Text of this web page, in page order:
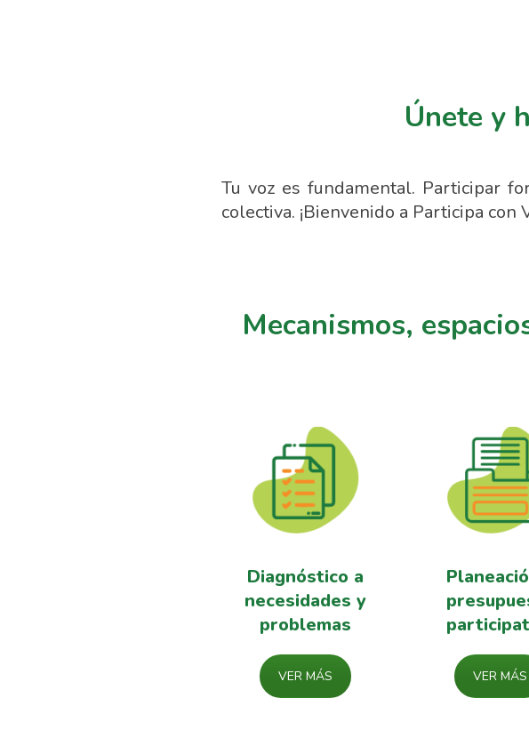
Únete y
Tu voz es fundamental. Participar
colectiva. ¡Bienvenido a Participa con
Mecanismos,
Diagnóstico a
necesidades y
problemas
VER MÁS VER MÁS